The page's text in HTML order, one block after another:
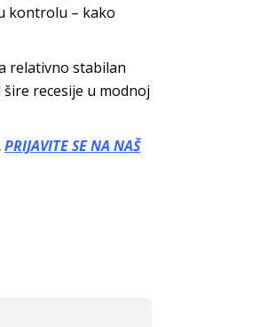
kontrolu – kako
relativno stabilan
recesije u modnoj
PRIJAVITE SE NA NAŠ